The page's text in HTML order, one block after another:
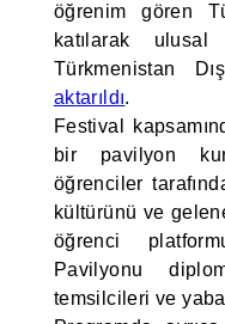
öğrenim gören
katılarak
Türkmenistan
aktarıldı.
Festival
bir pavilyon
öğrenciler
kültürünü ve
öğrenci
Pavilyonu
temsilcileri ve